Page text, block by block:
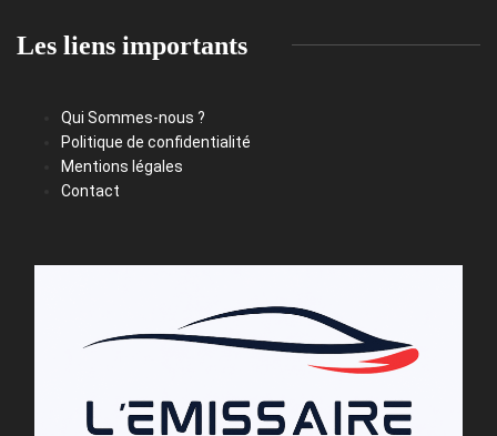
Les liens importants
Qui Sommes-nous ?
Politique de confidentialité
Mentions légales
Contact